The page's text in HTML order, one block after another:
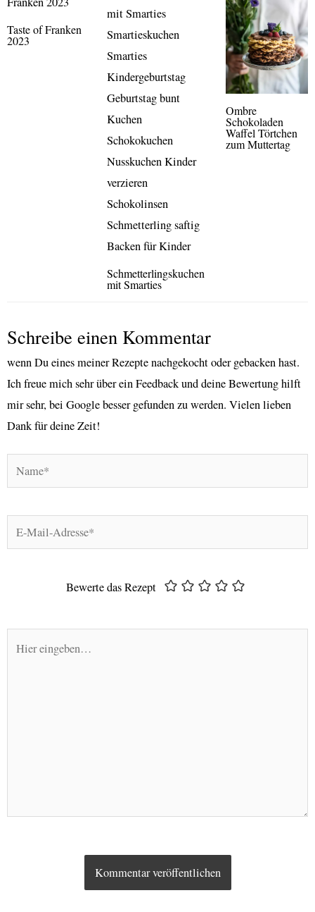
Taste of Franken
2023
Schmetterlingskuchen
mit Smarties
Ombre
Schokoladen
Waffel Törtchen
zum Muttertag
Schreibe einen Kommentar
wenn Du eines meiner Rezepte nachgekocht oder gebacken hast.
Ich freue mich sehr über ein Feedback und deine Bewertung hilft
mir sehr, bei Google besser gefunden zu werden. Vielen lieben
Dank für deine Zeit!
Name*
E-
Mail-
Bewerte das Rezept
eingeben…